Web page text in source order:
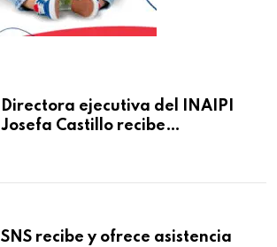
Directora ejecutiva del INAIPI
Josefa Castillo recibe
SNS recibe y ofrece asistencia